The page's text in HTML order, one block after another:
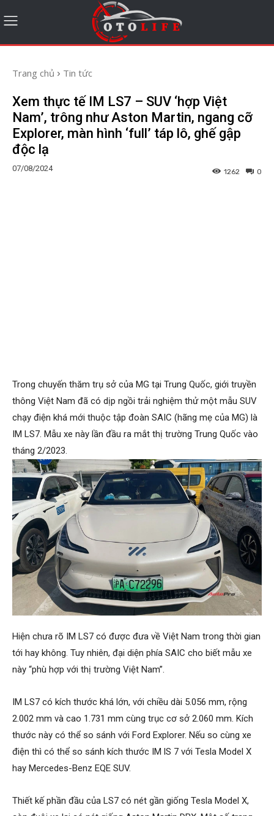
Trang chủ Tin tức
Xem thực tế IM LS7 – SUV ‘hợp Việt
Nam’, trông như Aston Martin, ngang cỡ
Explorer, màn hình ‘full’ táp lô, ghế gập
độc lạ
07/08/2024 0
1262
Trong chuyến thăm trụ sở của MG tại Trung Quốc, giới truyền
thông Việt Nam đã có dịp ngồi trải nghiệm thử một mẫu SUV
chạy điện khá mới thuộc tập đoàn SAIC (hãng mẹ của MG) là
IM LS7. Mẫu xe này lần đầu ra mắt thị trường Trung Quốc vào
tháng 2/2023.
Hiện chưa rõ IM LS7 có được đưa về Việt Nam trong thời gian
tới hay không. Tuy nhiên, đại diện phía SAIC cho biết mẫu xe
này “phù hợp với thị trường Việt Nam”.
IM LS7 có kích thước khá lớn, với chiều dài 5.056 mm, rộng
2.002 mm và cao 1.731 mm cùng trục cơ sở 2.060 mm. Kích
thước này có thể so sánh với Ford Explorer. Nếu so cùng xe
điện thì có thể so sánh kích thước IM lS 7 với Tesla Model X
hay Mercedes-Benz EQE SUV.
Thiết kế phần đầu của LS7 có nét gần giống Tesla Model X,